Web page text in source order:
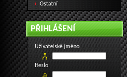
Ostatní
PŘIHLÁŠENÍ
Uživatelské jméno
Heslo